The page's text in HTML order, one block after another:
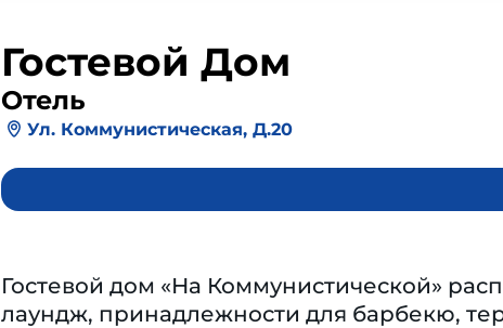
Гостевой Дом
Отель
Ул. Коммунистическая, Д.20
Гостевой дом «На Коммунистической»
лаундж, принадлежности для барбекю,